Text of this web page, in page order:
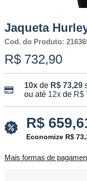
Jaqueta
Cod. do Produto:
R$ 732,90
10xde R$ 73,29
ou até 12xde R$
R$
Economize R$
Mais formas de